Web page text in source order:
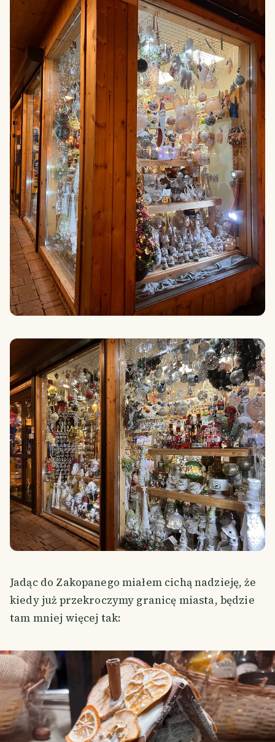
Jadąc do Zakopanego miałem cichą nadzieję, że
kiedy już przekroczymy granicę miasta, będzie
tam mniej więcej tak: